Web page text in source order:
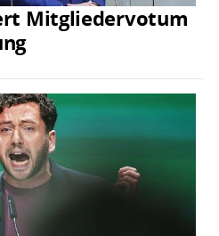
Mitgliedervotum